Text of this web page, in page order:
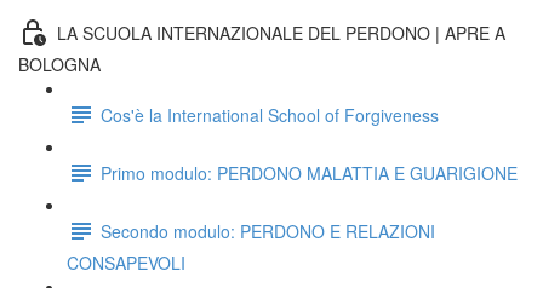
LA SCUOLA INTERNAZIONALE DEL PERDONO | APRE A
BOLOGNA
Cos'è la International School of Forgiveness
Primo modulo: PERDONO MALATTIA E GUARIGIONE
Secondo modulo: PERDONO E RELAZIONI
CONSAPEVOLI